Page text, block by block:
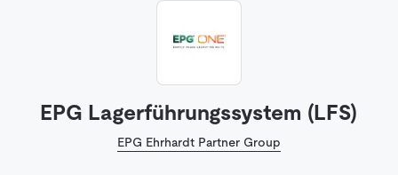
EPG Lagerführungssystem (LFS)
EPG Ehrhardt Partner Group